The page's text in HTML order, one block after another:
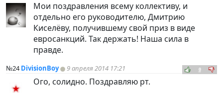
Мои поздравления всему коллективу, и
отдельно его руководителю, Дмитрию
Киселёву, получившему свой приз в виде
евросанкций. Так держать! Наша сила в
правде.
№24DivisionBoy 9 апреля 2014 17:21 0
Ого, солидно. Поздравляю рт.